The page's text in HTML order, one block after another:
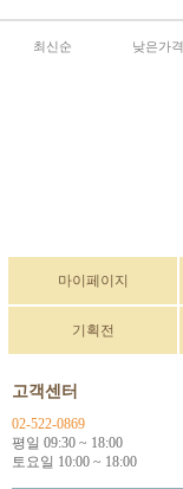
최신순 낮은가격
마이페이지
기획전
고객센터
02-522-0869
평일 09:30 ~ 18:00
토요일 10:00 ~ 18:00